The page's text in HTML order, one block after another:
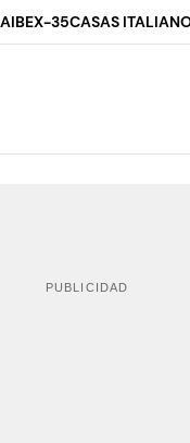
IBEX-35CASAS